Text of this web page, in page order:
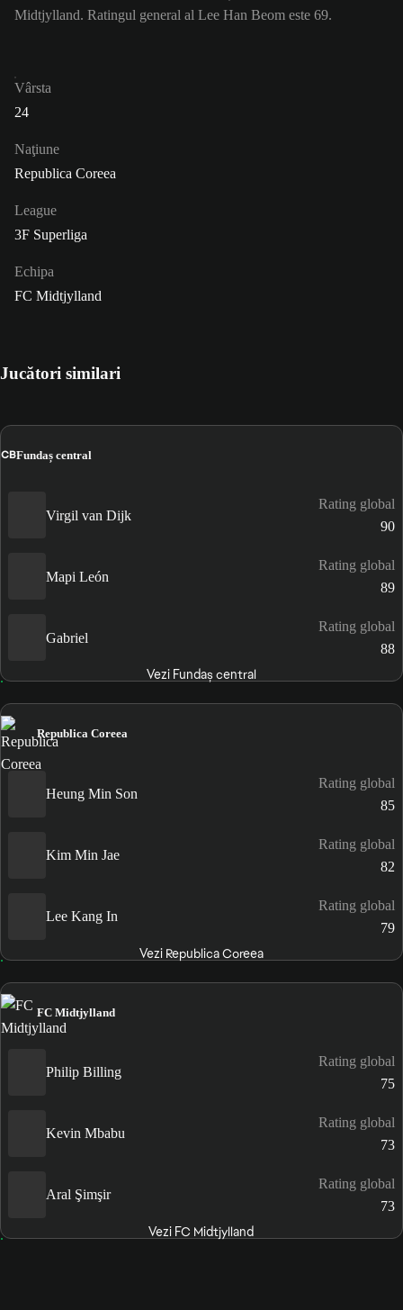
Midtjylland. Ratingul general al Lee Han Beom este 69.
Vârsta
24
Naţiune
Republica Coreea
League
3F Superliga
Echipa
FC Midtjylland
Jucători similari
CBFundaș central
Virgil van Dijk
Rating global
90
Mapi León
Rating global
89
Gabriel
Rating global
88
Vezi Fundaș central
Republica Coreea
Heung Min Son
Rating global
85
Kim Min Jae
Rating global
82
Lee Kang In
Rating global
79
Vezi Republica Coreea
FC Midtjylland
Philip Billing
Rating global
75
Kevin Mbabu
Rating global
73
Aral Şimşir
Rating global
73
Vezi FC Midtjylland